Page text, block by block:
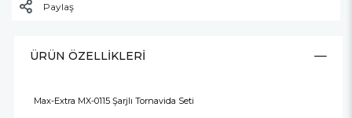
Paylaş
ÜRÜN ÖZELLIKLERI
Max-Extra MX-0115 Şarjlı Tornavida Seti